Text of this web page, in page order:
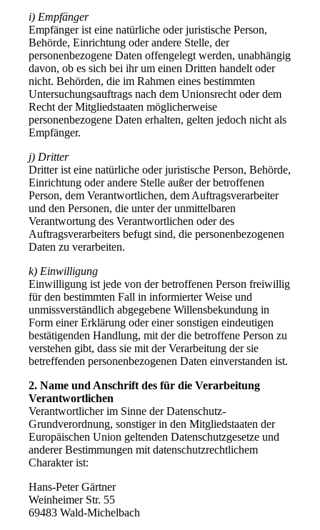
i) Empfänger
Empfänger ist eine natürliche oder juristische Person,
Behörde, Einrichtung oder andere Stelle, der
personenbezogene Daten offengelegt werden, unabhängig
davon, ob es sich bei ihr um einen Dritten handelt oder
nicht. Behörden, die im Rahmen eines bestimmten
Untersuchungsauftrags nach dem Unionsrecht oder dem
Recht der Mitgliedstaaten möglicherweise
personenbezogene Daten erhalten, gelten jedoch nicht als
Empfänger.
j) Dritter
Dritter ist eine natürliche oder juristische Person, Behörde,
Einrichtung oder andere Stelle außer der betroffenen
Person, dem Verantwortlichen, dem Auftragsverarbeiter
und den Personen, die unter der unmittelbaren
Verantwortung des Verantwortlichen oder des
Auftragsverarbeiters befugt sind, die personenbezogenen
Daten zu verarbeiten.
k) Einwilligung
Einwilligung ist jede von der betroffenen Person freiwillig
für den bestimmten Fall in informierter Weise und
unmissverständlich abgegebene Willensbekundung in
Form einer Erklärung oder einer sonstigen eindeutigen
bestätigenden Handlung, mit der die betroffene Person zu
verstehen gibt, dass sie mit der Verarbeitung der sie
betreffenden personenbezogenen Daten einverstanden ist.
2. Name und Anschrift des für die Verarbeitung
Verantwortlichen
Verantwortlicher im Sinne der Datenschutz-
Grundverordnung, sonstiger in den Mitgliedstaaten der
Europäischen Union geltenden Datenschutzgesetze und
anderer Bestimmungen mit datenschutzrechtlichem
Charakter ist:
Hans-Peter Gärtner
Weinheimer Str. 55
69483 Wald-Michelbach